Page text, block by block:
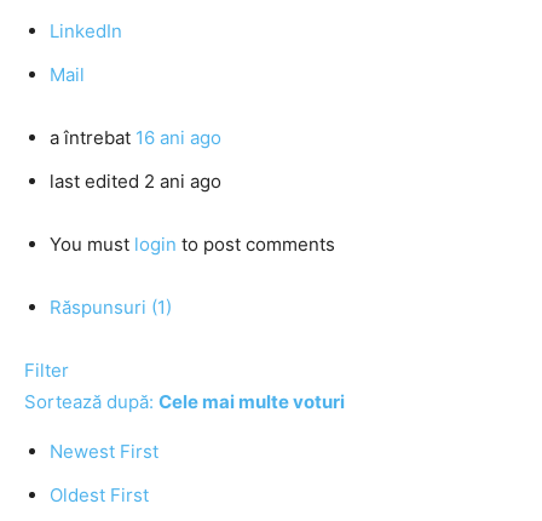
LinkedIn
Mail
a întrebat 16 ani ago
last edited 2 ani ago
You must login to post comments
Răspunsuri (1)
Filter
Sortează după: Cele mai multe voturi
Newest First
Oldest First